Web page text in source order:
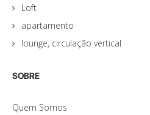
Loft
apartamento
lounge, circulação vertical
SOBRE
Quem Somos